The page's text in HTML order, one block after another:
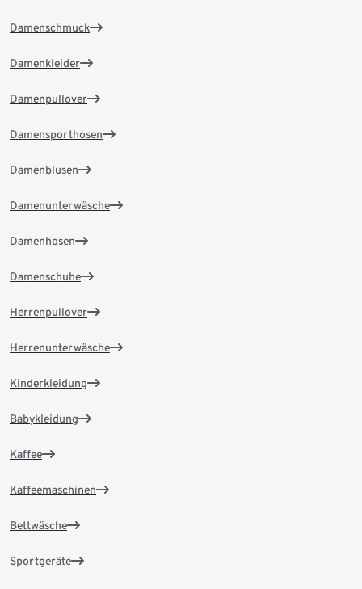
Damenschmuck
Damenkleider
Damenpullover
Damensporthosen
Damenblusen
Damenunterwäsche
Damenhosen
Damenschuhe
Herrenpullover
Herrenunterwäsche
Kinderkleidung
Babykleidung
Kaffee
Kaffeemaschinen
Bettwäsche
Sportgeräte